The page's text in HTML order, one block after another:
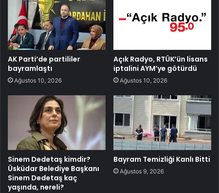
AK Parti’de partililer
bayramlaştı
Ağustos 10, 2026
Açık Radyo, RTÜK’ün lisans
iptalini AYM’ye götürdü
Ağustos 10, 2026
Sinem Dedetaş kimdir?
Üsküdar Belediye Başkanı
Sinem Dedetaş kaç
yaşında, nereli?
Bayram Temizliği Kanlı Bitti
Ağustos 9, 2026